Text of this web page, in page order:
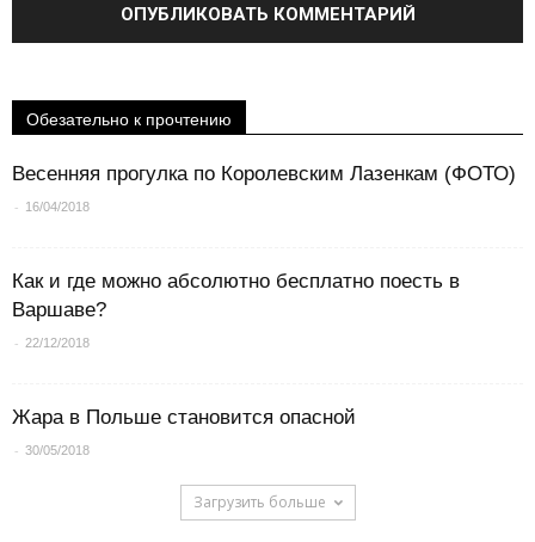
Обезательно к прочтению
Весенняя прогулка по Королевским Лазенкам (ФОТО)
- 16/04/2018
Как и где можно абсолютно бесплатно поесть в
Варшаве?
- 22/12/2018
Жара в Польше становится опасной
- 30/05/2018
Загрузить больше